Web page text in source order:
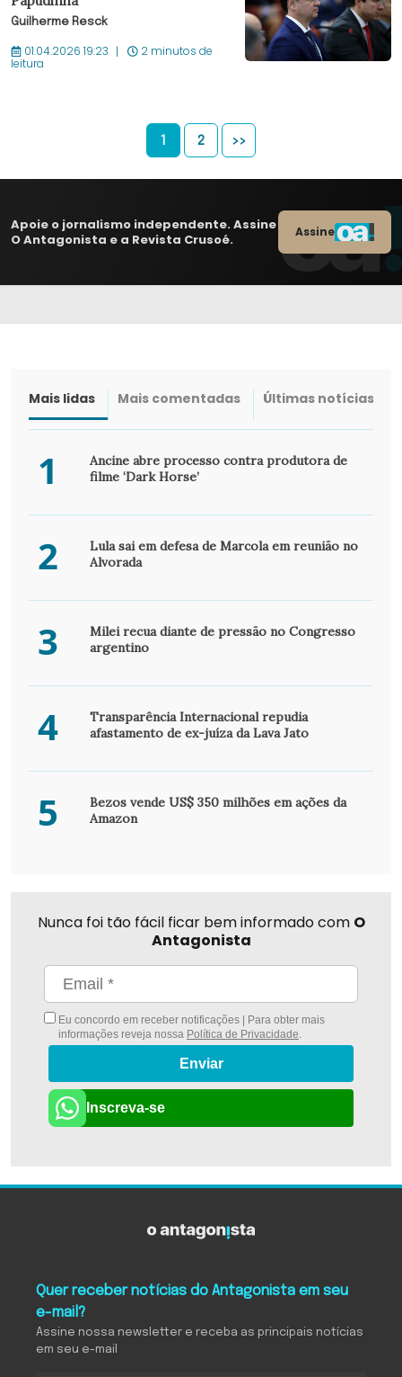
Guilherme Resck
01.04.2026 19:23 2 minutos de
leitura
1 2 >>
Apoie o jornalismo independente. Assine
O Antagonista e a Revista Crusoé.
Assine
Mais lidas Mais comentadas Últimas notícias
1
Ancine abre processo contra produtora de
filme ‘Dark Horse’
2
Lula sai em defesa de Marcola em reunião no
Alvorada
3
Milei recua diante de pressão no Congresso
argentino
4
Transparência Internacional repudia
afastamento de ex-juíza da Lava Jato
5
Bezos vende US$ 350 milhões em ações da
Amazon
Nunca foi tão fácil ficar bem informado com O
Antagonista
Eu concordo em receber notificações | Para obter mais
informações reveja nossa Política de Privacidade.
Enviar
Inscreva-se
Quer receber notícias do Antagonista em seu
e-mail?
Assine nossa newsletter e receba as principais notícias
em seu e-mail